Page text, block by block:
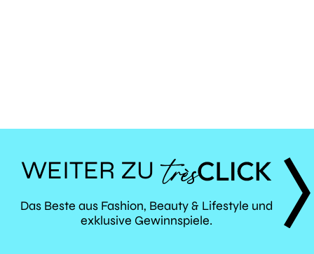
WEITER ZU
TRÈS
Das Beste aus Fashion, Beauty & Lifestyle und
exklusive Gewinnspiele.